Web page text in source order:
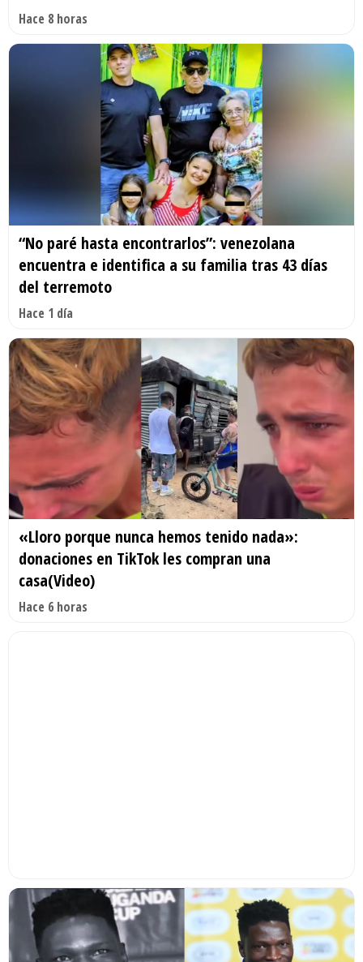
Hace 8 horas
“No paré hasta encontrarlos”: venezolana
encuentra e identifica a su familia tras 43 días
del terremoto
Hace 1 día
«Lloro porque nunca hemos tenido nada»:
donaciones en TikTok les compran una
casa(Video)
Hace 6 horas